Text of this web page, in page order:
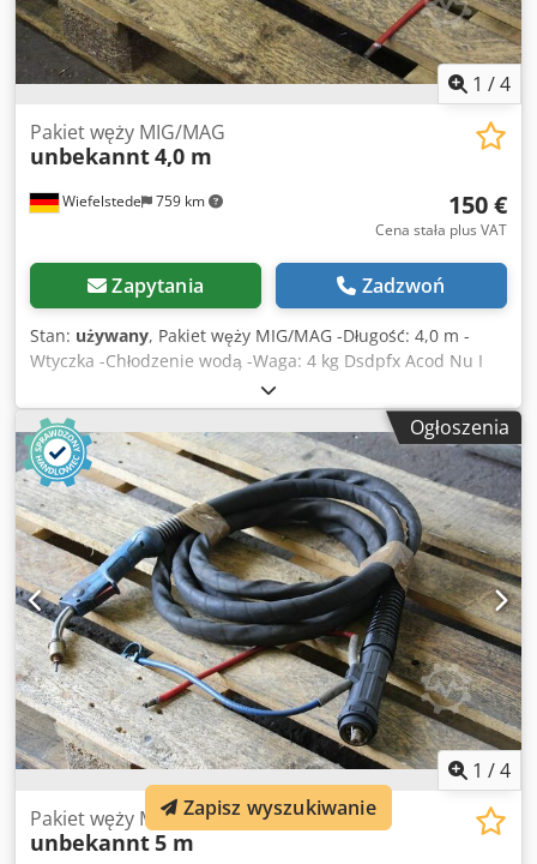
1 /4
Wiefelstede 759 km
Pakiet węży MIG/MAG
unbekannt4,0 m
150 €
Cena stała plus VAT
Zapytania Zadzwoń
Stan: używany, Pakiet węży MIG/MAG -Długość: 4,0 m -
Wtyczka -Chłodzenie wodą -Waga: 4 kg Dsdpfx Acod Nu I
Ogłoszenia
1 /4
Pakiet węży MIG/MAG
unbekannt5 m
Zapisz wyszukiwanie